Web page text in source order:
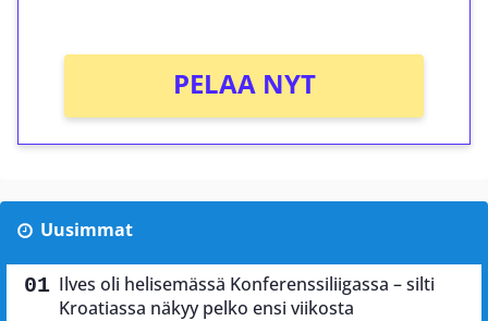
PELAA NYT
Uusimmat
Ilves oli helisemässä Konferenssiliigassa – silti
Kroatiassa näkyy pelko ensi viikosta